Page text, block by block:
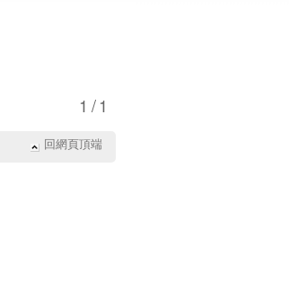
1/1
回網頁頂端